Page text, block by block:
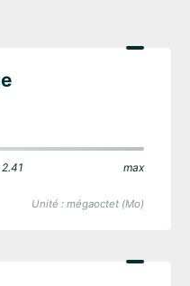
max
Unité : mégaoctet (Mo)